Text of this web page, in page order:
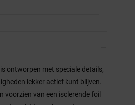
ontworpen met speciale details,
lekker actief kunt blijven.
voorzien van een isolerende foil